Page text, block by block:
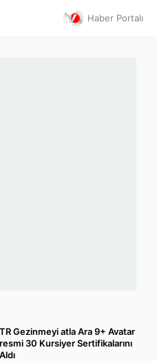
Haber Portalı
TR Gezinmeyi atla Ara 9+ Avatar
resmi 30 Kursiyer Sertifikalarını
Aldı